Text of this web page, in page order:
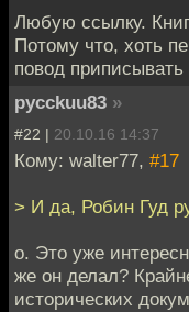
Любую ссылку.
Потому что, хоть
повод
pycckuu83 »
#22 | 20.10.16 14:37
Кому: walter77, #17
> И да, Робин Гуд
о. Это уже
же он делал?
исторических